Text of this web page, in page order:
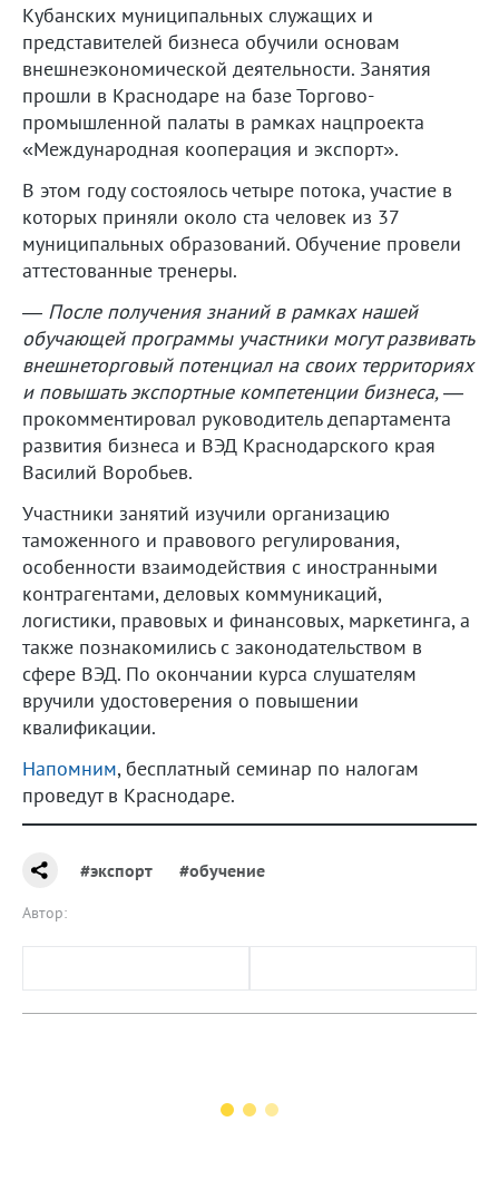
Кубанских муниципальных служащих и
представителей бизнеса обучили основам
внешнеэкономической деятельности. Занятия
прошли в Краснодаре на базе Торгово-
промышленной палаты в рамках нацпроекта
«Международная кооперация и экспорт».
В этом году состоялось четыре потока, участие в
которых приняли около ста человек из 37
муниципальных образований. Обучение провели
аттестованные тренеры.
― После получения знаний в рамках нашей
обучающей программы участники могут развивать
внешнеторговый потенциал на своих территориях
и повышать экспортные компетенции бизнеса, ―
прокомментировал руководитель департамента
развития бизнеса и ВЭД Краснодарского края
Василий Воробьев.
Участники занятий изучили организацию
таможенного и правового регулирования,
особенности взаимодействия с иностранными
контрагентами, деловых коммуникаций,
логистики, правовых и финансовых, маркетинга, а
также познакомились с законодательством в
сфере ВЭД. По окончании курса слушателям
вручили удостоверения о повышении
квалификации.
Напомним, бесплатный семинар по налогам
проведут в Краснодаре.
#экспорт #обучение
Автор: